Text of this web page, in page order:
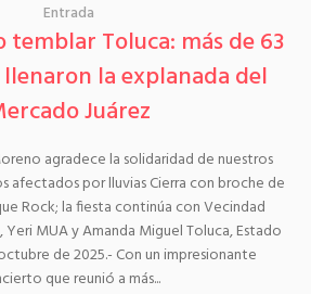
Entrada
temblar Toluca: más de 63
la explanada del
Juárez
agradece la solidaridad de nuestros
afectados por lluvias Cierra con broche de
Rock; la fiesta continúa con Vecindad
MUA y Amanda Miguel Toluca, Estado
de 2025.- Con un impresionante
que reunió a más...